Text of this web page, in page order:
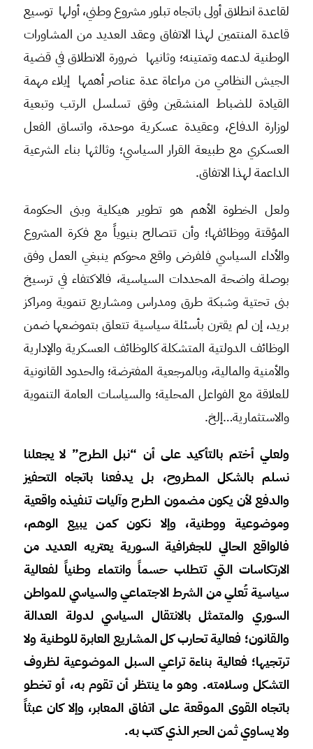
لقاعدة انطلاق أولى باتجاه تبلور مشروع وطني، أولها توسيع
قاعدة المنتمين لهذا الاتفاق وعقد العديد من المشاورات
الوطنية لدعمه وتمتينه؛ وثانيها ضرورة الانطلاق في قضية
الجيش النظامي من مراعاة عدة عناصر أهمها إيلاء مهمة
القيادة للضباط المنشقين وفق تسلسل الرتب وتبعية
لوزارة الدفاع، وعقيدة عسكرية موحدة، واتساق الفعل
العسكري مع طبيعة القرار السياسي؛ وثالثها بناء الشرعية
الداعمة لهذا الاتفاق.
ولعل الخطوة الأهم هو تطوير هيكلية وبنى الحكومة
المؤقتة ووظائفها؛ وأن تتصالح بنيوياً مع فكرة المشروع
والأداء السياسي فلفرض واقع محوكم ينبغي العمل وفق
بوصلة واضحة المحددات السياسية، فالاكتفاء في ترسيخ
بنى تحتية وشبكة طرق ومدراس ومشاريع تنموية ومراكز
بريد، إن لم يقترن بأسئلة سياسية تتعلق بتموضعها ضمن
الوظائف الدولتية المتشكلة كالوظائف العسكرية والإدارية
والأمنية والمالية، وبالمرجعية المفترضة؛ والحدود القانونية
للعلاقة مع الفواعل المحلية؛ والسياسات العامة التنموية
والاستثمارية…إلخ.
ولعلي أختم بالتأكيد على أن “نبل الطرح” لا يجعلنا
نسلم بالشكل المطروح، بل يدفعنا باتجاه التحفيز
والدفع لأن يكون مضمون الطرح وآليات تنفيذه واقعية
وموضوعية ووطنية، وإلا نكون كمن يبيع الوهم،
فالواقع الحالي للجغرافية السورية يعتريه العديد من
الارتكاسات التي تتطلب حسماً وانتماء وطنياً لفعالية
سياسية تُعلي من الشرط الاجتماعي والسياسي للمواطن
السوري والمتمثل بالانتقال السياسي لدولة العدالة
والقانون؛ فعالية تحارب كل المشاريع العابرة للوطنية ولا
ترتجيها؛ فعالية بناءة تراعي السبل الموضوعية لظروف
التشكل وسلامته. وهو ما ينتظر أن تقوم به، أو تخطو
باتجاه القوى الموقعة على اتفاق المعابر، وإلا كان عبثاً
ولا يساوي ثمن الحبر الذي كتب به.